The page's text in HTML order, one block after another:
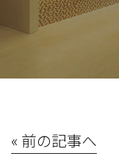
« 前の記事へ